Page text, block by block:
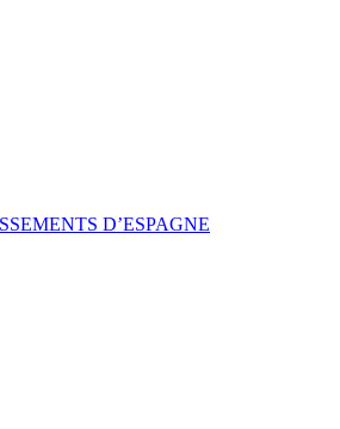
D’ESPAGNE